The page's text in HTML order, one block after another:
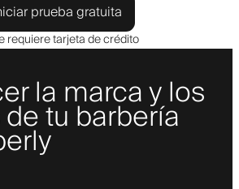
prueba gratuita
requiere tarjeta de crédito
la marca y los
tu barbería